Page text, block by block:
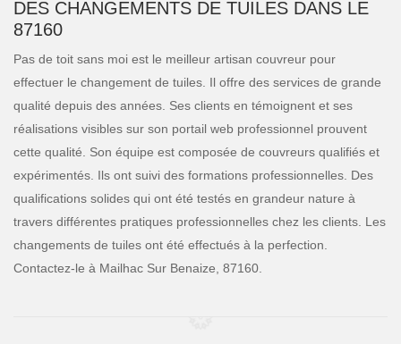
DES CHANGEMENTS DE TUILES DANS LE
87160
Pas de toit sans moi est le meilleur artisan couvreur pour
effectuer le changement de tuiles. Il offre des services de grande
qualité depuis des années. Ses clients en témoignent et ses
réalisations visibles sur son portail web professionnel prouvent
cette qualité. Son équipe est composée de couvreurs qualifiés et
expérimentés. Ils ont suivi des formations professionnelles. Des
qualifications solides qui ont été testés en grandeur nature à
travers différentes pratiques professionnelles chez les clients. Les
changements de tuiles ont été effectués à la perfection.
Contactez-le à Mailhac Sur Benaize, 87160.